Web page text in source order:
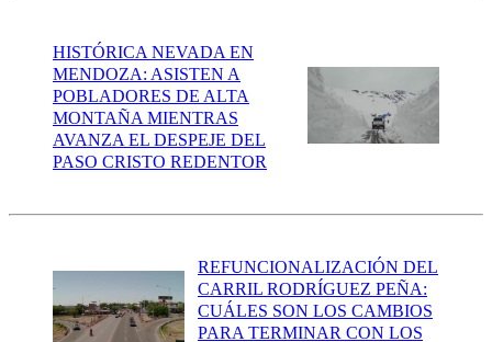
HISTÓRICA NEVADA EN
MENDOZA: ASISTEN A
POBLADORES DE ALTA
MONTAÑA MIENTRAS
AVANZA EL DESPEJE DEL
PASO CRISTO REDENTOR
REFUNCIONALIZACIÓN DEL
CARRIL RODRÍGUEZ PEÑA:
CUÁLES SON LOS CAMBIOS
PARA TERMINAR CON LOS